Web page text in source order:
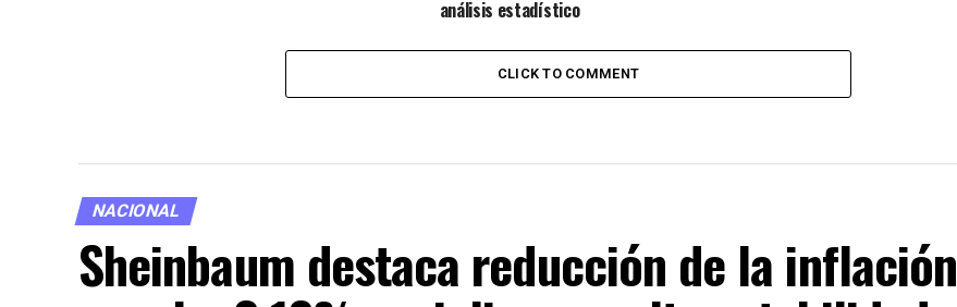
análisis estadístico
CLICK TO COMMENT
NACIONAL
Sheinbaum destaca reducción de la inflación